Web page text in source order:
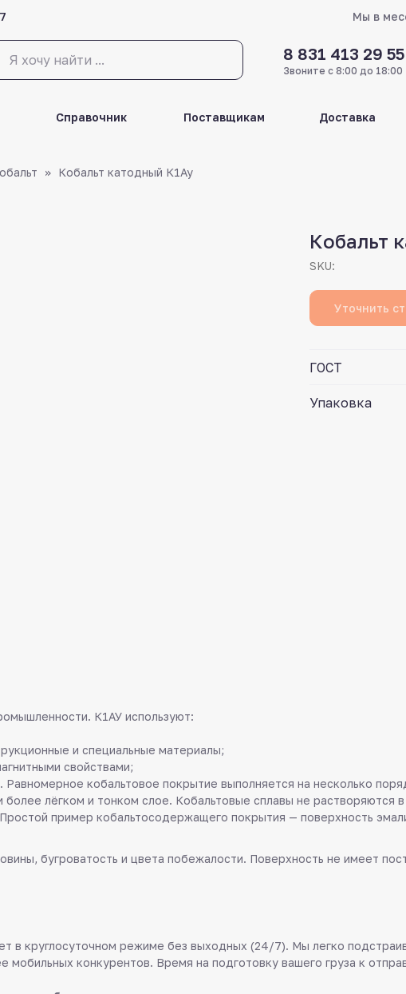
Мы в
Звоните с 8:00 до 18:00
Справочник Поставщикам Доставка
8 831 413 29 55
Кобальт катодный К1Ау
Кобальт
SKU:
Уточнить
ГОСТ
Упаковка
К1АУ используют:
и специальные материалы;
свойствами;
Равномерное кобальтовое покрытие выполняется на несколько
лёгком и тонком слое. Кобальтовые сплавы не растворяются
пример кобальтосодержащего покрытия — поверхность
бугроватость и цвета побежалости. Поверхность не имеет
в круглосуточном режиме без выходных (24/7). Мы легко
мобильных конкурентов. Время на подготовку вашего груза к